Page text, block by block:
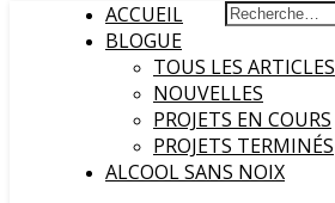
ACCUEIL
BLOGUE
TOUS LES ARTICLES
NOUVELLES
PROJETS EN COURS
PROJETS TERMINÉS
ALCOOL SANS NOIX